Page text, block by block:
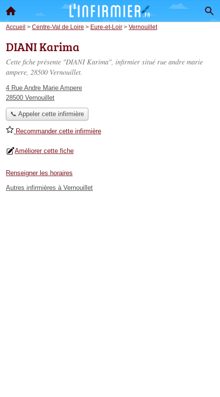
Accueil > Centre-Val de Loire > Eure-et-Loir > Vernouillet
DIANI Karima
Cette fiche présente "DIANI Karima", infirmier situé rue andre marie
ampere, 28500 Vernouillet.
4 Rue Andre Marie Ampere
28500 Vernouillet
📞 Appeler cette infirmière
Recommander cette infirmière
Améliorer cette fiche
Renseigner les horaires
Autres infirmières à Vernouillet